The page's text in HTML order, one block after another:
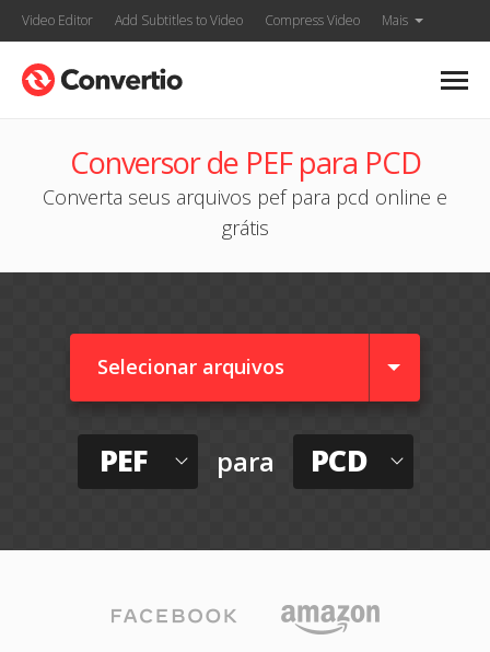
Video Editor Add Subtitles to Video Compress Video Mais
Conversor de PEF para PCD
Converta seus arquivos pef para pcd online e
grátis
Selecionar arquivos
PEF para PCD